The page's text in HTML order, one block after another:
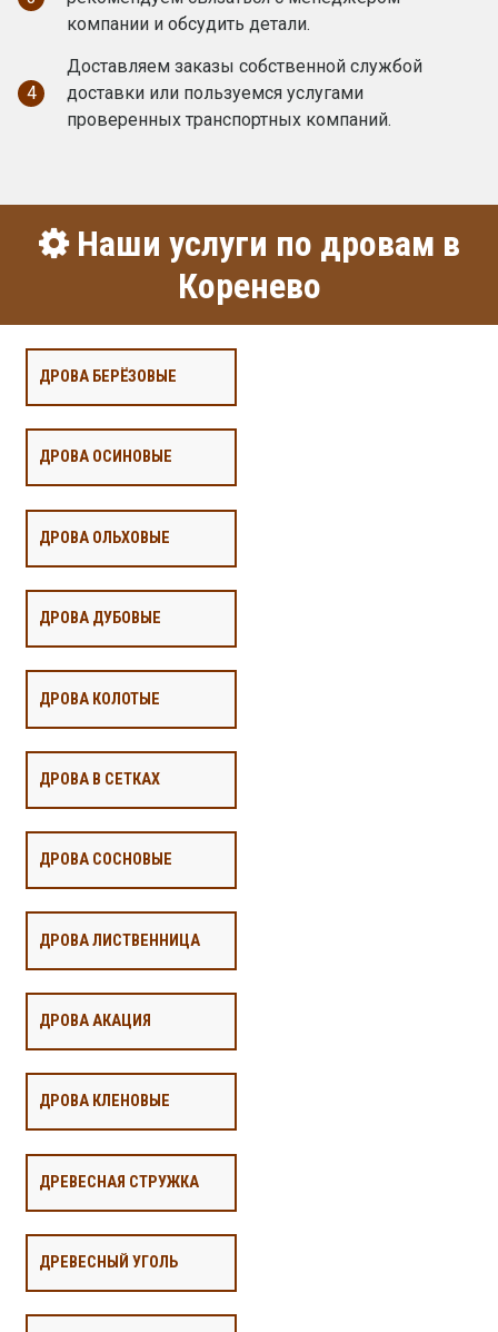
компании и обсудить детали.
4
Доставляем заказы собственной службой
доставки или пользуемся услугами
проверенных транспортных компаний.
Наши услуги по дровам в
Коренево
ДРОВА БЕРЁЗОВЫЕ
ДРОВА ОСИНОВЫЕ
ДРОВА ОЛЬХОВЫЕ
ДРОВА ДУБОВЫЕ
ДРОВА КОЛОТЫЕ
ДРОВА В СЕТКАХ
ДРОВА СОСНОВЫЕ
ДРОВА ЛИСТВЕННИЦА
ДРОВА АКАЦИЯ
ДРОВА КЛЕНОВЫЕ
ДРЕВЕСНАЯ СТРУЖКА
ДРЕВЕСНЫЙ УГОЛЬ